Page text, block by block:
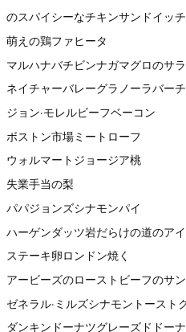
のスパイシーなチキンサンドイッチ
萌えの鶏ファヒータ
マルハナバチビンナガマグロのサ
ネイチャーバレーグラノーラバー
ジョン·モレルビーフベーコン
ボストン市場ミートローフ
ウォルマートジョージア桃
失業手当の梨
パパジョンズシナモンパイ
ハーゲンダッツ岩だらけの道のア
ステーキ卵ロンドン焼く
アービーズのローストビーフのサ
ゼネラル·ミルズシナモントースト
ダンキンドーナツグレーズドドー